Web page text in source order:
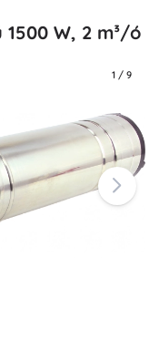
W, 2 m³/ó
1 / 9